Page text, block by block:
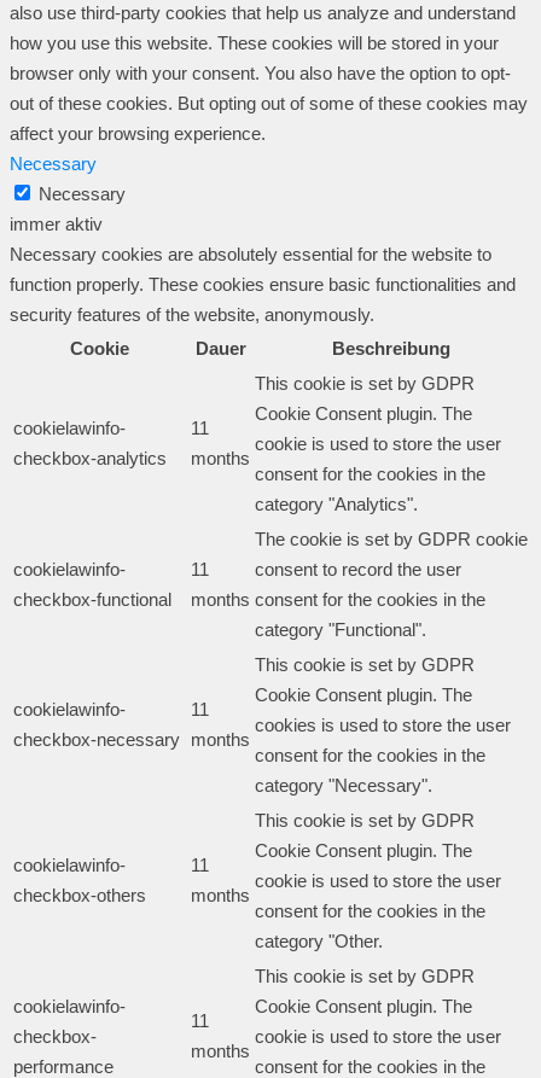
also use third-party cookies that help us analyze and understand
how you use this website. These cookies will be stored in your
browser only with your consent. You also have the option to opt-
out of these cookies. But opting out of some of these cookies may
affect your browsing experience.
Necessary
Necessary
immer aktiv
Necessary cookies are absolutely essential for the website to
function properly. These cookies ensure basic functionalities and
security features of the website, anonymously.
Cookie
Dauer Beschreibung
cookielawinfo-
checkbox-analytics
11
months
This cookie is set by GDPR
Cookie Consent plugin. The
cookie is used to store the user
consent for the cookies in the
category "Analytics".
cookielawinfo-
checkbox-functional
11
months
The cookie is set by GDPR cookie
consent to record the user
consent for the cookies in the
category "Functional".
cookielawinfo-
checkbox-necessary
11
months
This cookie is set by GDPR
Cookie Consent plugin. The
cookies is used to store the user
consent for the cookies in the
category "Necessary".
cookielawinfo-
checkbox-others
11
months
This cookie is set by GDPR
Cookie Consent plugin. The
cookie is used to store the user
consent for the cookies in the
category "Other.
cookielawinfo-
checkbox-
performance
11
months
This cookie is set by GDPR
Cookie Consent plugin. The
cookie is used to store the user
consent for the cookies in the